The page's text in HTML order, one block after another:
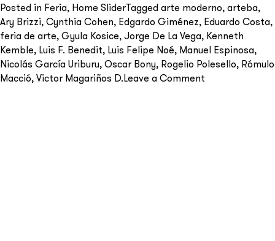
Send
Posted in Feria, Home SliderTagged arte moderno, arteba,
Ary Brizzi, Cynthia Cohen, Edgardo Giménez, Eduardo Costa,
feria de arte, Gyula Kosice, Jorge De La Vega, Kenneth
Kemble, Luis F. Benedit, Luis Felipe Noé, Manuel Espinosa,
Nicolás García Uriburu, Oscar Bony, Rogelio Polesello, Rómulo
Macció, Victor Magariños D.Leave a Comment